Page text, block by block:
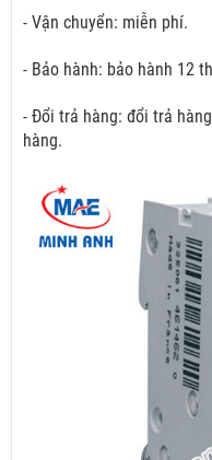
- Vận chuyển: miễn phí.
- Bảo hành: bảo hành 12
- Đổi trả hàng: đổi trả
hàng.